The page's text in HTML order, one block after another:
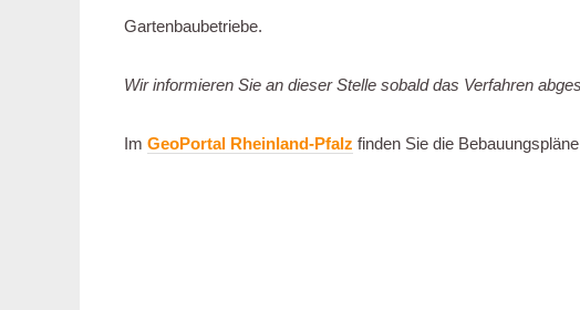
Gartenbaubetriebe.
Wir informieren Sie an dieser Stelle sobald das Verfahren
Im GeoPortal Rheinland-Pfalz finden Sie die